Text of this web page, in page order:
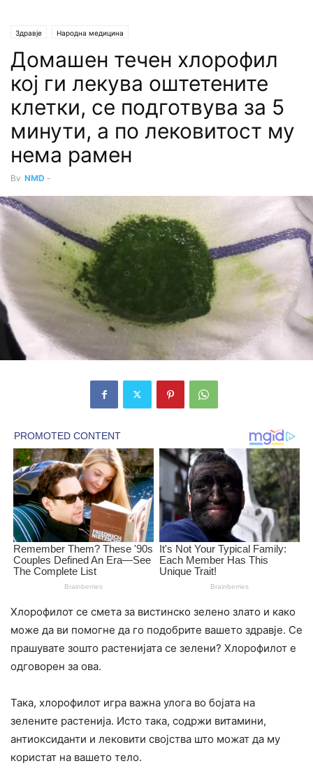
Здравје Народна медицина
Домашен течен хлорофил
кој ги лекува оштетените
клетки, се подготвува за 5
минути, а по лековитост му
нема рамен
By NMD -
Хлорофилот се смета за вистинско зелено злато и како
може да ви помогне да го подобрите вашето здравје. Се
прашувате зошто растенијата се зелени? Хлорофилот е
одговорен за ова.
Така, хлорофилот игра важна улога во бојата на
зелените растенија. Исто така, содржи витамини,
антиоксиданти и лековити својства што можат да му
користат на вашето тело.